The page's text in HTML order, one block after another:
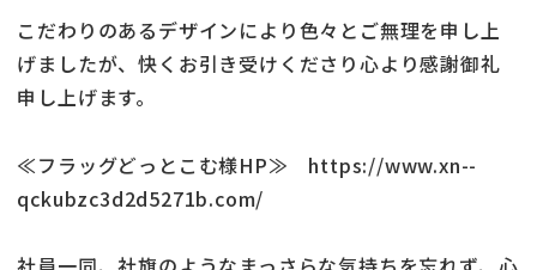
こだわりのあるデザインにより色々とご無理を申し上
げましたが、快くお引き受けくださり心より感謝御礼
申し上げます。
≪フラッグどっとこむ様HP≫ https://www.xn--
qckubzc3d2d5271b.com/